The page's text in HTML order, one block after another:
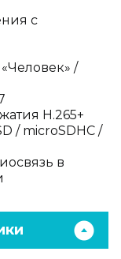
с
/
H.265+
/ microSDHC /
в